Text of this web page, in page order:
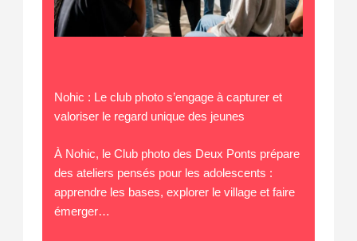
Nohic : Le club photo s’engage à capturer et
valoriser le regard unique des jeunes
À Nohic, le Club photo des Deux Ponts prépare
des ateliers pensés pour les adolescents :
apprendre les bases, explorer le village et faire
émerger…